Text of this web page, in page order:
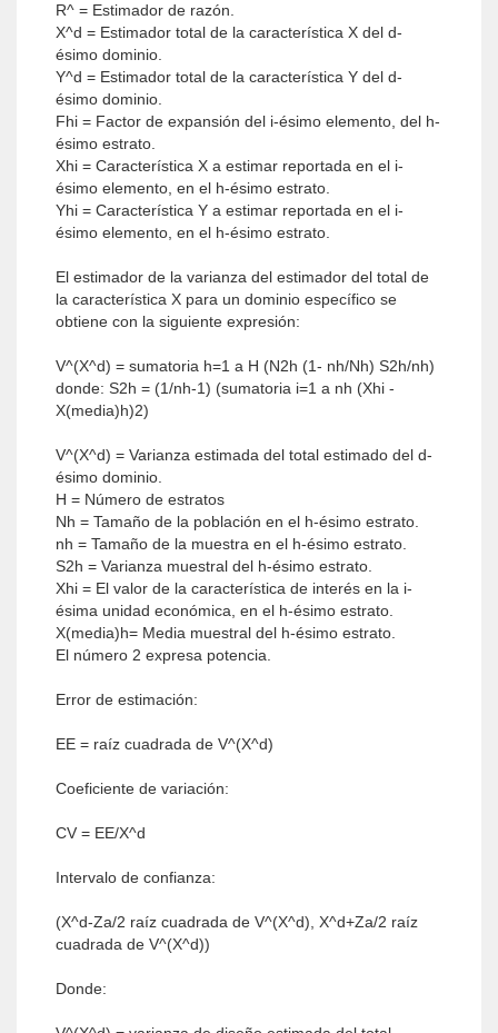
R^ = Estimador de razón.
X^d = Estimador total de la característica X del d-
ésimo dominio.
Y^d = Estimador total de la característica Y del d-
ésimo dominio.
Fhi = Factor de expansión del i-ésimo elemento, del h-
ésimo estrato.
Xhi = Característica X a estimar reportada en el i-
ésimo elemento, en el h-ésimo estrato.
Yhi = Característica Y a estimar reportada en el i-
ésimo elemento, en el h-ésimo estrato.
El estimador de la varianza del estimador del total de
la característica X para un dominio específico se
obtiene con la siguiente expresión:
V^(X^d) = sumatoria h=1 a H (N2h (1- nh/Nh) S2h/nh)
donde: S2h = (1/nh-1) (sumatoria i=1 a nh (Xhi -
X(media)h)2)
V^(X^d) = Varianza estimada del total estimado del d-
ésimo dominio.
H = Número de estratos
Nh = Tamaño de la población en el h-ésimo estrato.
nh = Tamaño de la muestra en el h-ésimo estrato.
S2h = Varianza muestral del h-ésimo estrato.
Xhi = El valor de la característica de interés en la i-
ésima unidad económica, en el h-ésimo estrato.
X(media)h= Media muestral del h-ésimo estrato.
El número 2 expresa potencia.
Error de estimación:
EE = raíz cuadrada de V^(X^d)
Coeficiente de variación:
CV = EE/X^d
Intervalo de confianza:
(X^d-Za/2 raíz cuadrada de V^(X^d), X^d+Za/2 raíz
cuadrada de V^(X^d))
Donde: